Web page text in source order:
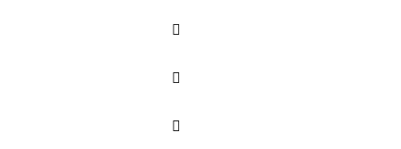


